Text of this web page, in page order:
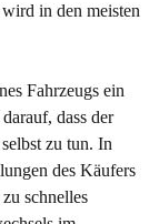
in den meisten
Fahrzeugs ein
dass der
zu tun. In
des Käufers
schnelles